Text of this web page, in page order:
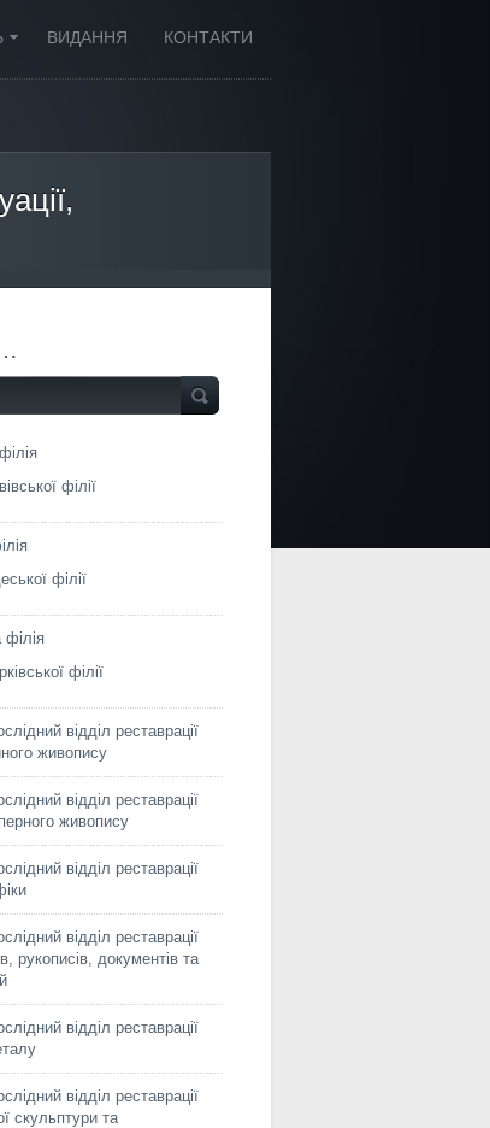
ВИДАННЯ КОНТАКТИ
філії
філії
філія
філії
відділ реставрації
живопису
відділ реставрації
живопису
відділ реставрації
відділ реставрації
рукописів, документів та
відділ реставрації
відділ реставрації
скульптури та